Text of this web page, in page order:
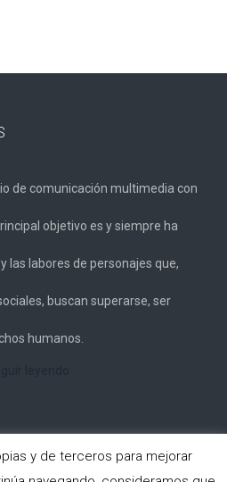
de comunicación multimedia con
objetivo es y siempre ha
las labores de personajes que,
buscan superarse, ser
humanos.
y de terceros para mejorar